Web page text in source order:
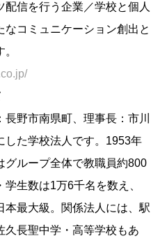
信を行う企業／学校と個人
コミュニケーション創出と
野市南県町、理事長：市川
した学校法人です。1953年
グループ全体で教職員約800
生数は1万6千名を数え、
本最大級。関係法人には、駅
久長聖中学・高等学校もあ